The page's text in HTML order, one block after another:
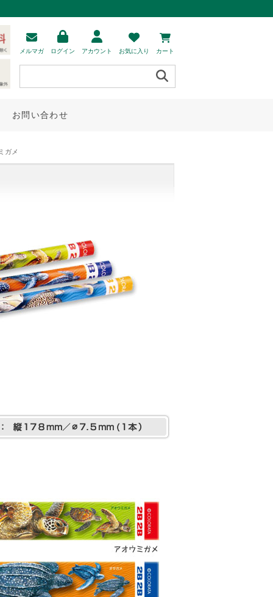
メルマガ ログイン アカウント お気に入り カート
お問い合わせ
ガメ